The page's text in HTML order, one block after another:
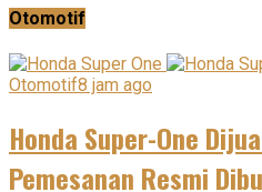
Otomotif
Otomotif8 jam ago
Honda Super-One
Pemesanan Resmi